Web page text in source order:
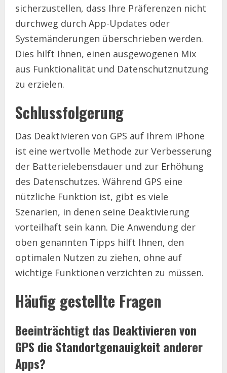
sicherzustellen, dass Ihre Präferenzen nicht
durchweg durch App-Updates oder
Systemänderungen überschrieben werden.
Dies hilft Ihnen, einen ausgewogenen Mix
aus Funktionalität und Datenschutznutzung
zu erzielen.
Schlussfolgerung
Das Deaktivieren von GPS auf Ihrem iPhone
ist eine wertvolle Methode zur Verbesserung
der Batterielebensdauer und zur Erhöhung
des Datenschutzes. Während GPS eine
nützliche Funktion ist, gibt es viele
Szenarien, in denen seine Deaktivierung
vorteilhaft sein kann. Die Anwendung der
oben genannten Tipps hilft Ihnen, den
optimalen Nutzen zu ziehen, ohne auf
wichtige Funktionen verzichten zu müssen.
Häufig gestellte Fragen
Beeinträchtigt das Deaktivieren von
GPS die Standortgenauigkeit anderer
Apps?